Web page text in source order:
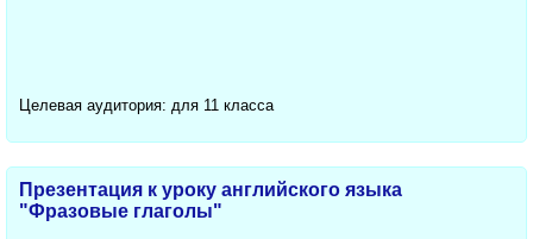
Целевая аудитория: для 11 класса
Презентация к уроку английского языка
"Фразовые глаголы"